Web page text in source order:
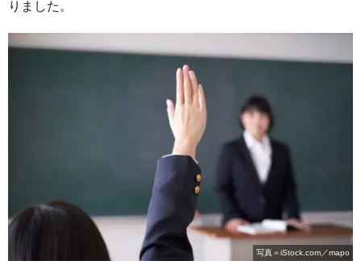
りました。
写真＝iStock.com／mapo